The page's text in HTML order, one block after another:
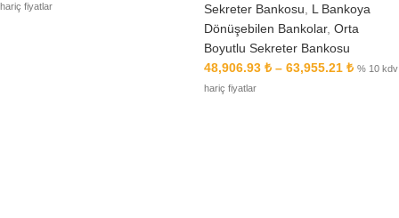
hariç fiyatlar
Sekreter Bankosu, L Bankoya
Dönüşebilen Bankolar, Orta
Boyutlu Sekreter Bankosu
48,906.93 ₺ – 63,955.21 ₺ % 10 kdv
hariç fiyatlar